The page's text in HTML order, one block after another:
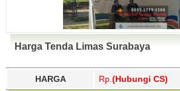
Harga Tenda Limas Surabaya
HARGA Rp. (Hubungi CS)